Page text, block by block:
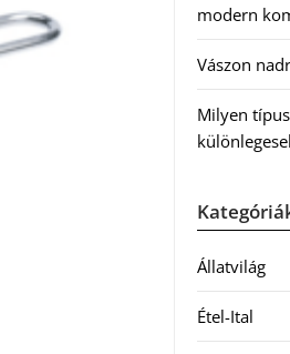
modern
Vászon
Milyen
Állatvilág
Étel-Ital